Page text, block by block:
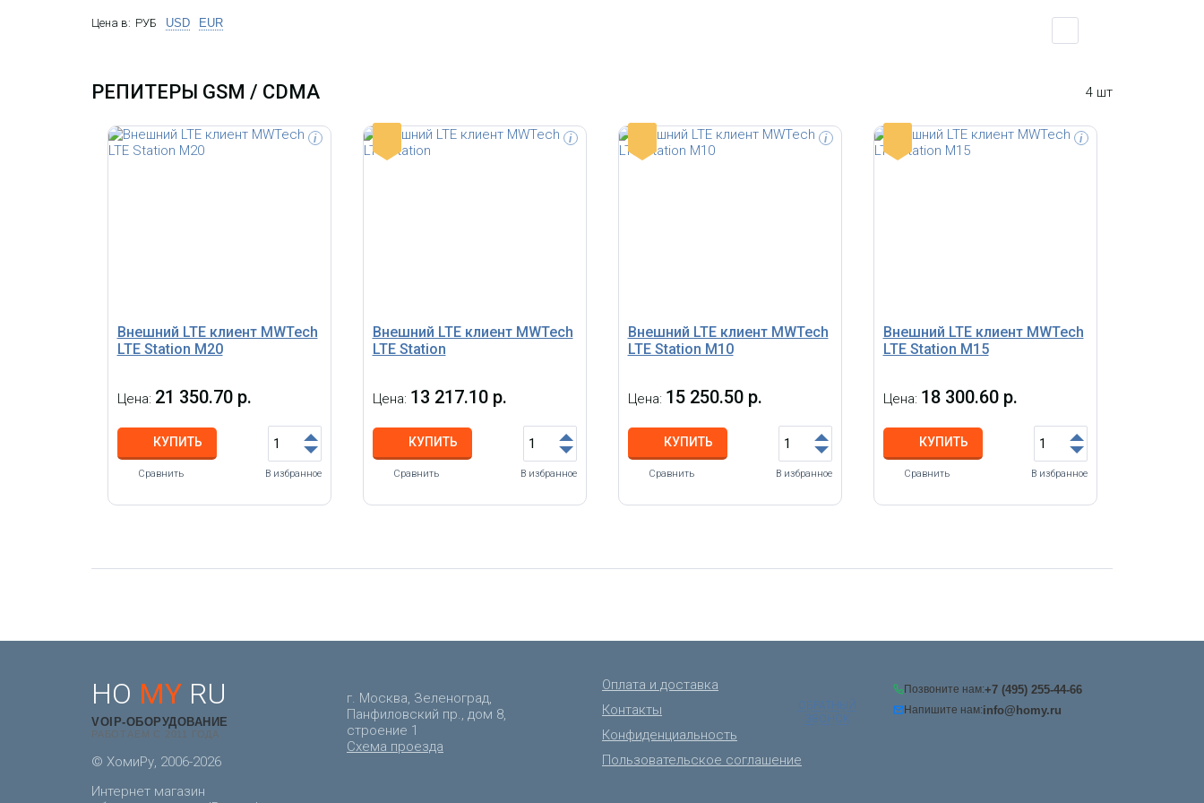
Цена в: РУБ USD EUR
РЕПИТЕРЫ GSM / CDMA 4 шт
Внешний LTE клиент MWTech
LTE Station M20
Цена: 21 350.70 р.
КУПИТЬ
Сравнить В избранное
i
Внешний LTE клиент MWTech
LTE Station
Цена: 13 217.10 р.
КУПИТЬ
Сравнить В избранное
i
Внешний LTE клиент MWTech
LTE Station M10
Цена: 15 250.50 р.
КУПИТЬ
Сравнить В избранное
i
Внешний LTE клиент MWTech
LTE Station M15
Цена: 18 300.60 р.
КУПИТЬ
Сравнить В избранное
i
HO MY RU
VOIP-ОБОРУДОВАНИЕ
РАБОТАЕМ С 2011 ГОДА
© ХомиРу, 2006-2026
Интернет магазин
г. Москва, Зеленоград,
Панфиловский пр., дом 8,
строение 1
Схема проезда
Оплата и доставка
Контакты
Конфиденциальность
Пользовательское соглашение
Позвоните нам:+7 (495) 255-44-66
Напишите нам:info@homy.ru
ОБРАТНЫЙ
ЗВОНОК